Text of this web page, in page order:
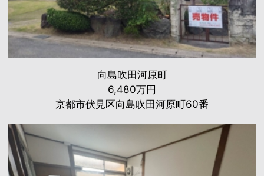
向島吹田河原町
6,480万円
京都市伏見区向島吹田河原町60番